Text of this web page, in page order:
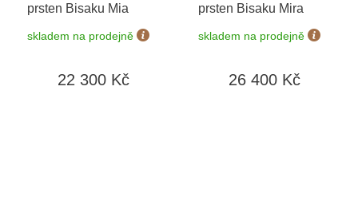
prsten Bisaku Mia
skladem na prodejně
22 300 Kč
prsten Bisaku Mira
skladem na prodejně
26 400 Kč